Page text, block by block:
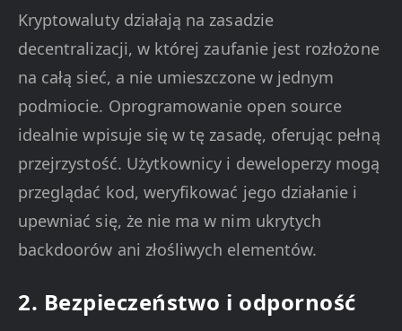
Kryptowaluty działają na zasadzie
decentralizacji, w której zaufanie jest rozłożone
na całą sieć, a nie umieszczone w jednym
podmiocie. Oprogramowanie open source
idealnie wpisuje się w tę zasadę, oferując pełną
przejrzystość. Użytkownicy i deweloperzy mogą
przeglądać kod, weryfikować jego działanie i
upewniać się, że nie ma w nim ukrytych
backdoorów ani złośliwych elementów.
2. Bezpieczeństwo i odporność